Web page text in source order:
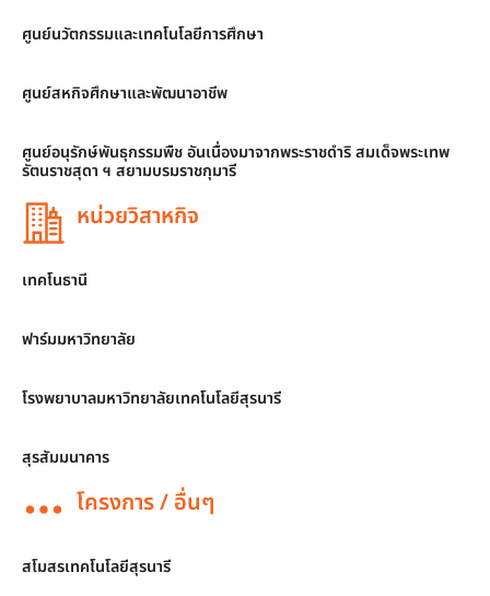
ศูนย์นวัตกรรมและเทคโนโลยีการศึกษา
ศูนย์สหกิจศึกษาและพัฒนาอาชีพ
ศูนย์อนุรักษ์พันธุกรรมพืช อันเนื่องมาจากพระราชดำริ สมเด็จพระเทพ
รัตนราชสุดา ฯ สยามบรมราชกุมารี
หน่วยวิสาหกิจ
เทคโนธานี
ฟาร์มมหาวิทยาลัย
โรงพยาบาลมหาวิทยาลัยเทคโนโลยีสุรนารี
สุรสัมมนาคาร
โครงการ / อื่นๆ
สโมสรเทคโนโลยีสุรนารี